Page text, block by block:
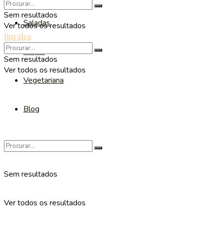
Saladas
Sopas
Vegetariana
Blog
Sem resultados
Ver todos os resultados
Sem resultados
Ver todos os resultados
Ruralea
Sem resultados
Ver todos os resultados